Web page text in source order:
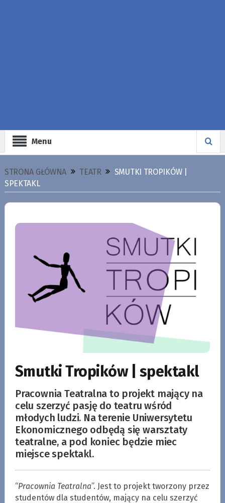
Menu
STRONA GŁÓWNA TEATR
SMUTKI TROPIKÓW |
SPEKTAKL
Smutki Tropików | spektakl
Pracownia Teatralna to projekt mający na
celu szerzyć pasję do teatru wśród
młodych ludzi. Na terenie Uniwersytetu
Ekonomicznego odbędą się warsztaty
teatralne, a pod koniec będzie miec
miejsce spektakl.
“Pracownia Teatralna”. Jest to projekt tworzony przez
studentów dla studentów, mający na celu szerzyć